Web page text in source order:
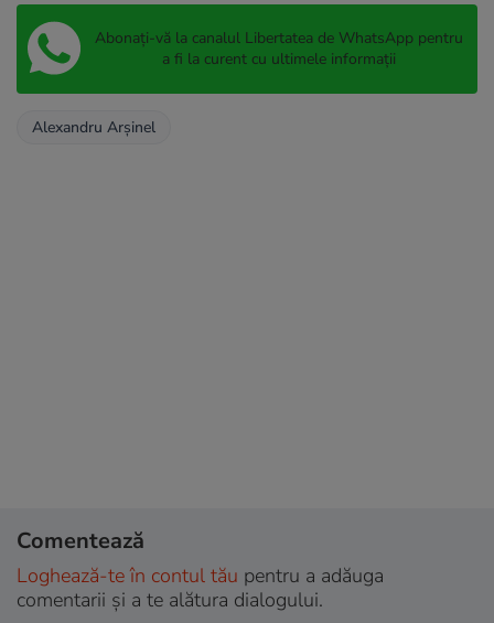
Abonați-vă la canalul Libertatea de WhatsApp pentru
a fi la curent cu ultimele informații
Alexandru Arșinel
Comentează
Loghează-te în contul tău pentru a adăuga
comentarii și a te alătura dialogului.